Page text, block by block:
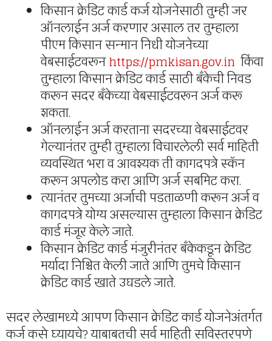
किसान क्रेडिट कार्ड कर्ज योजनेसाठी तुम्ही जर
ऑनलाईन अर्ज करणार असाल तर तुम्हाला
पीएम किसान सन्मान निधी योजनेच्या
वेबसाईटवरूनhttps://pmkisan.gov.in किंवा
तुम्हाला किसान क्रेडिट कार्ड साठी बँकेची निवड
करून सदर बँकेच्या वेबसाईटवरून अर्ज करू
शकता.
ऑनलाईन अर्ज करताना सदरच्या वेबसाईटवर
गेल्यानंतर तुम्ही तुम्हाला विचारलेली सर्व माहिती
व्यवस्थित भरा व आवश्यक ती कागदपत्रे स्कॅन
करून अपलोड करा आणि अर्ज सबमिट करा.
त्यानंतर तुमच्या अर्जाची पडताळणी करून अर्ज व
कागदपत्रे योग्य असल्यास तुम्हाला किसान क्रेडिट
कार्ड मंजूर केले जाते.
किसान क्रेडिट कार्ड मंजुरीनंतर बँकेकडून क्रेडिट
मर्यादा निश्चित केली जाते आणि तुमचे किसान
क्रेडिट कार्ड खाते उघडले जाते.
सदर लेखामध्ये आपण किसान क्रेडिट कार्ड योजनेअंतर्गत
कर्ज कसे घ्यायचे? याबाबतची सर्व माहिती सविस्तरपणे